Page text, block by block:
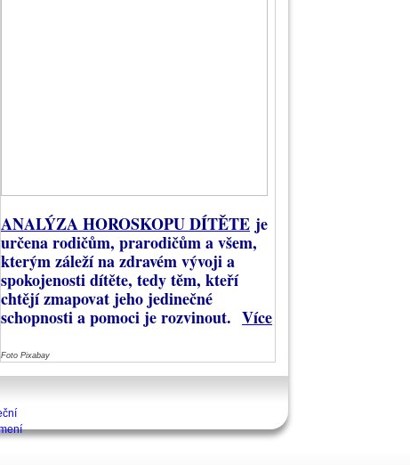
ANALÝZA HOROSKOPU DÍTĚTE je
určena rodičům, prarodičům a všem,
kterým záleží na zdravém vývoji a
spokojenosti dítěte, tedy těm, kteří
chtějí zmapovat jeho jedinečné
schopnosti a pomoci je rozvinout. Více
Foto Pixabay